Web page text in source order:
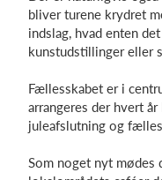
bliver turene krydret
indslag, hvad enten
kunstudstillinger eller
Fællesskabet er i
arrangeres der hvert
juleafslutning og
Som noget nyt mødes